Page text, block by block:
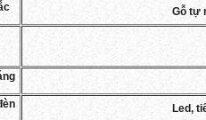
Gỗ tự
Led,